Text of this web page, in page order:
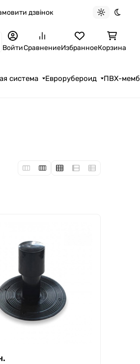
дзвінок
Светлая
ВойтиСравнениеИзбранноеКорзина
система Еврорубероид ПВХ-